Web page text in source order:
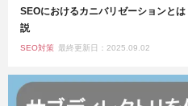
SEOにおけるカニバリゼーションと
説
SEO対策 最終更新日：2025.09.02